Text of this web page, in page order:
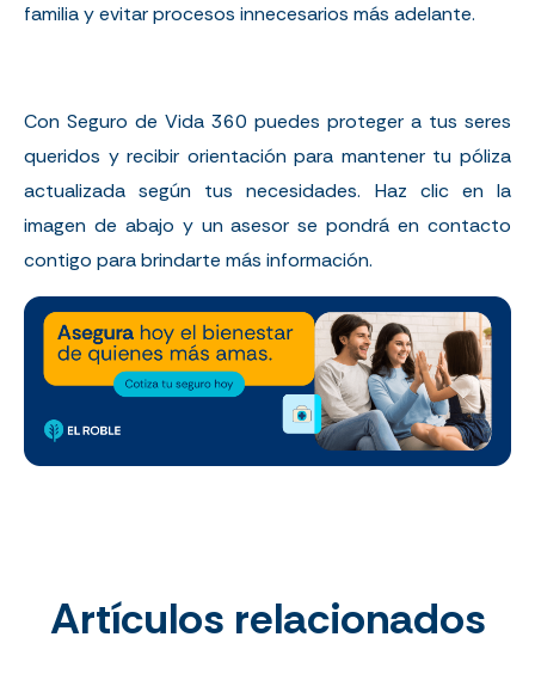
familia y evitar procesos innecesarios más adelante.
Con Seguro de Vida 360 puedes proteger a tus seres
queridos y recibir orientación para mantener tu póliza
actualizada según tus necesidades. Haz clic en la
imagen de abajo y un asesor se pondrá en contacto
contigo para brindarte más información.
Artículos relacionados